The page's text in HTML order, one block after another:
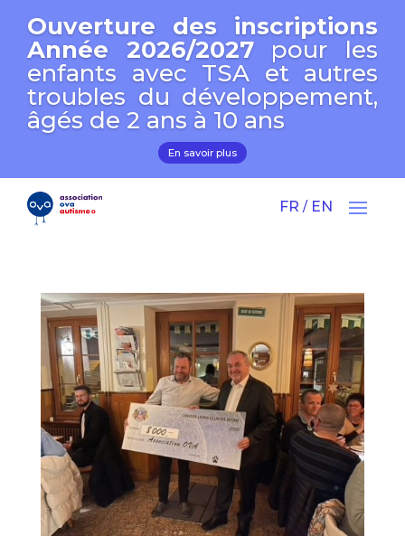
Ouverture des inscriptions
Année 2026/2027pour les
enfants avec TSA et autres
troubles du développement,
âgés de 2 ans à 10 ans
En savoir plus
FR / EN